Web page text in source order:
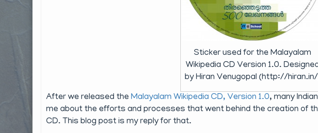
Sticker used for the Malayalam
Wikipedia CD Version 1.0.
by Hiran Venugopal (http://
After we released theMalayalam Wikipedia CD, Version 1.0, many
me about the efforts and processes that went behind the creation of
CD. This blog post is my reply for that.